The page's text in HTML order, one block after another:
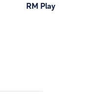
RM Play